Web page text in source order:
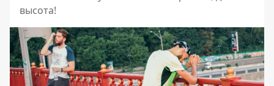
высота!